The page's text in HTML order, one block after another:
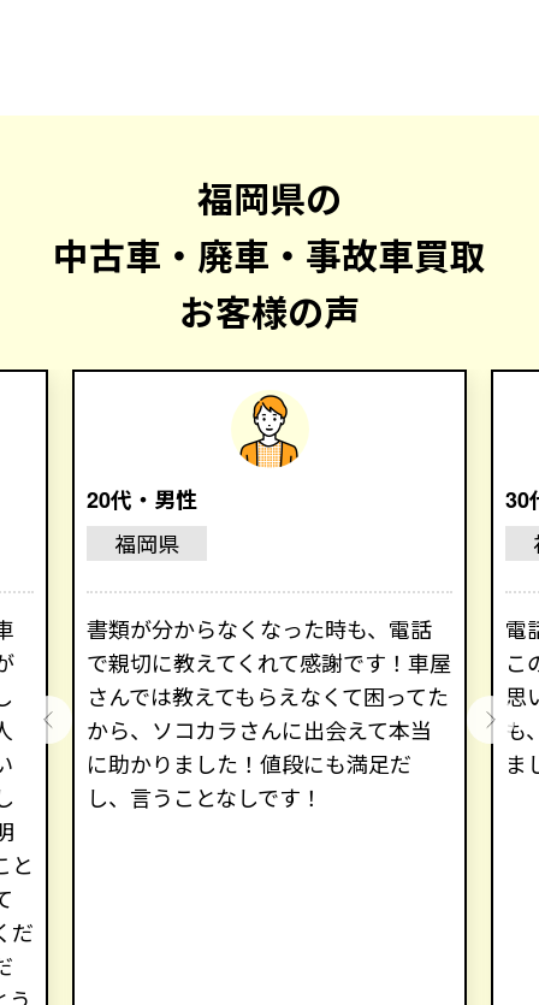
福岡県の
中古車・廃車・事故車買取
お客様の声
と
だ
20代・男性
福岡県
書類が分からなくなった時も、電話
で親切に教えてくれて感謝です！車屋
さんでは教えてもらえなくて困ってた
から、ソコカラさんに出会えて本当
に助かりました！値段にも満足だ
し、言うことなしです！
30
電
こ
思
も
ま